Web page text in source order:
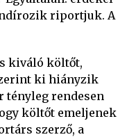
riportjuk. A
kiváló költőt,
ki hiányzik
tényleg rendesen
költőt emeljenek
szerző, a